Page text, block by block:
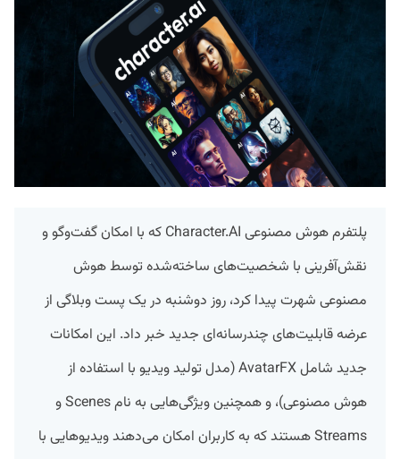
پلتفرم هوش مصنوعی Character.AI که با امکان گفت‌وگو و
نقش‌آفرینی با شخصیت‌های ساخته‌شده توسط هوش
مصنوعی شهرت پیدا کرد، روز دوشنبه در یک پست وبلاگی از
عرضه قابلیت‌های چندرسانه‌ای جدید خبر داد. این امکانات
جدید شامل AvatarFX (مدل تولید ویدیو با استفاده از
هوش مصنوعی)، و همچنین ویژگی‌هایی به نام Scenes و
Streams هستند که به کاربران امکان می‌دهند ویدیوهایی با